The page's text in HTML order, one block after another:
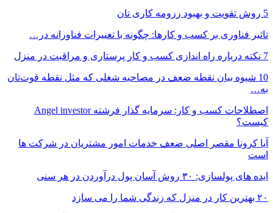
5 روش تقویت و بهبود رزومه کاری تان
تاثیر فناوری بر کسب و کارها: چگونه با تغییرات فناورانه در…
7 نکته درباره راه اندازی کسب و کار پرستاری و مراقبت در منزل
10 شیوه بیان نقطه ضعف در مصاحبه شغلی که مثل نقطه قوت‌تان
به…
اصطلاحات کسب و کار: سرمایه گذار فرشته Angel investor
کیست؟
آیا کرونا مقصر اصلی ضعف خدمات امور مشتریان در شرکت ها
است
ایده های پولسازی: ۳۰ روش آسان پول درآوردن در هر سنی
۲۰ بهترین کار در منزل که زندگی شما را می سازد